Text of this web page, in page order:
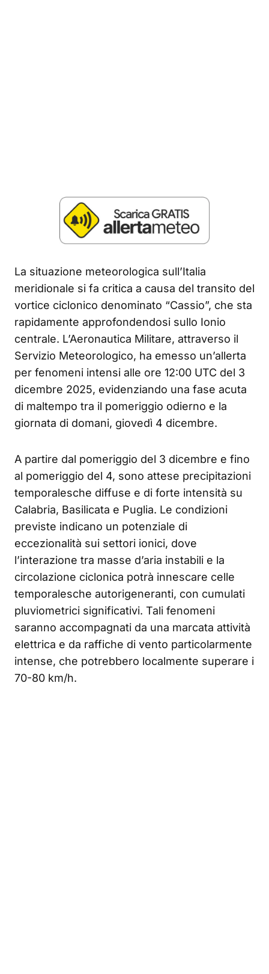
La situazione meteorologica sull’Italia
meridionale si fa critica a causa del transito del
vortice ciclonico denominato “Cassio”, che sta
rapidamente approfondendosi sullo Ionio
centrale. L’Aeronautica Militare, attraverso il
Servizio Meteorologico, ha emesso un’allerta
per fenomeni intensi alle ore 12:00 UTC del 3
dicembre 2025, evidenziando una fase acuta
di maltempo tra il pomeriggio odierno e la
giornata di domani, giovedì 4 dicembre.
A partire dal pomeriggio del 3 dicembre e fino
al pomeriggio del 4, sono attese precipitazioni
temporalesche diffuse e di forte intensità su
Calabria, Basilicata e Puglia. Le condizioni
previste indicano un potenziale di
eccezionalità sui settori ionici, dove
l’interazione tra masse d’aria instabili e la
circolazione ciclonica potrà innescare celle
temporalesche autorigeneranti, con cumulati
pluviometrici significativi. Tali fenomeni
saranno accompagnati da una marcata attività
elettrica e da raffiche di vento particolarmente
intense, che potrebbero localmente superare i
70-80 km/h.